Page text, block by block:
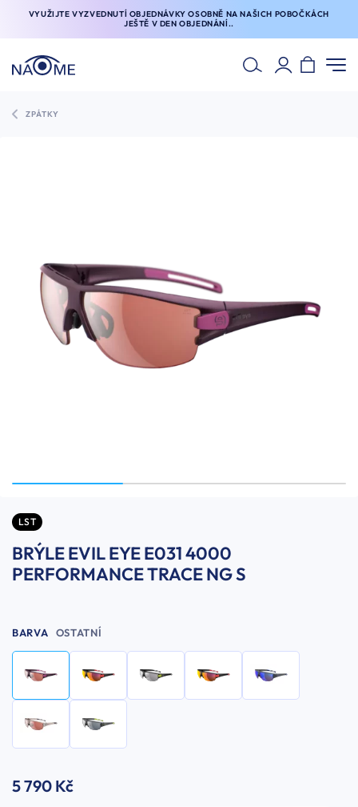
VYUŽIJTE VYZVEDNUTÍ OBJEDNÁVKY OSOBNĚ NA NAŠICH POBOČKÁCH
JEŠTĚ V DEN OBJEDNÁNÍ..
ZPÁTKY
LST
BRÝLE EVIL EYE E031 4000
PERFORMANCE TRACE NG S
BARVA OSTATNÍ
5 790 Kč